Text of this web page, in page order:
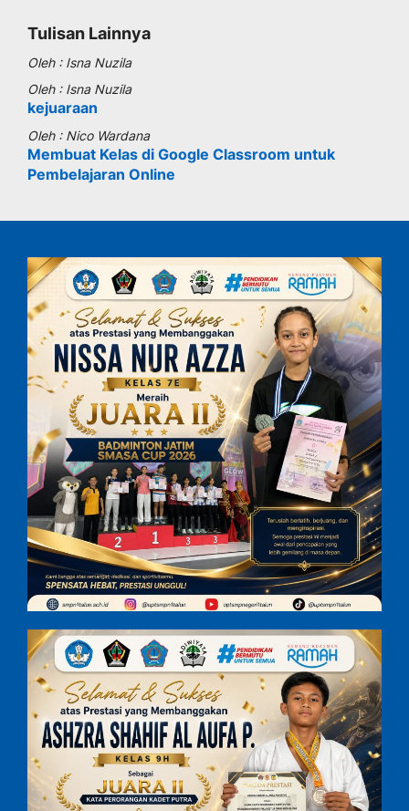
Tulisan Lainnya
Oleh : Isna Nuzila
Oleh : Isna Nuzila
kejuaraan
Oleh : Nico Wardana
Membuat Kelas di Google Classroom untuk
Pembelajaran Online